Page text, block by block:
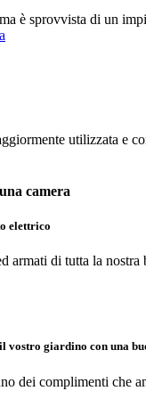
è sprovvista di un
utilizzata e
camera
elettrico
armati di tutta la
vostro giardino con una
dei complimenti che